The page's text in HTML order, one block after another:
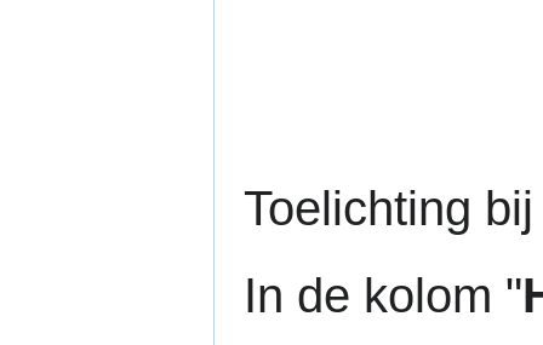
Toelichting
In de kolom "